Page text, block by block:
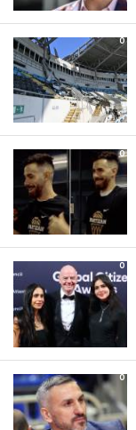
0
0
0
0